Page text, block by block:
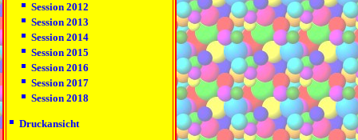
Session 2012
Session 2013
Session 2014
Session 2015
Session 2016
Session 2017
Session 2018
Druckansicht